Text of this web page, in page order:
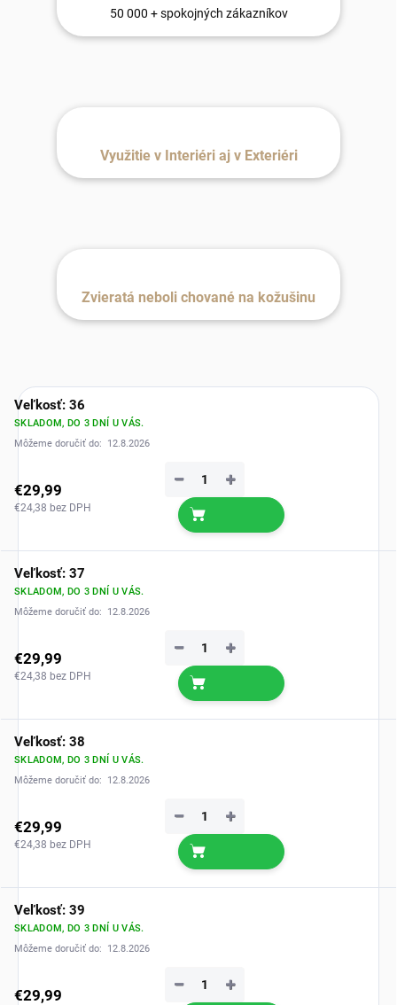
50 000 + spokojných zákazníkov
Využitie v Interiéri aj v Exteriéri
Zvieratá neboli chované na kožušinu
Veľkosť: 36
SKLADOM, DO 3 DNÍ U VÁS.
Môžeme doručiť do:
12.8.2026
€29,99
€24,38 bez DPH
+
−
Veľkosť: 37
SKLADOM, DO 3 DNÍ U VÁS.
Môžeme doručiť do:
12.8.2026
€29,99
€24,38 bez DPH
+
−
Veľkosť: 38
SKLADOM, DO 3 DNÍ U VÁS.
Môžeme doručiť do:
12.8.2026
€29,99
€24,38 bez DPH
+
−
Veľkosť: 39
SKLADOM, DO 3 DNÍ U VÁS.
Môžeme doručiť do:
12.8.2026
€29,99 +
−